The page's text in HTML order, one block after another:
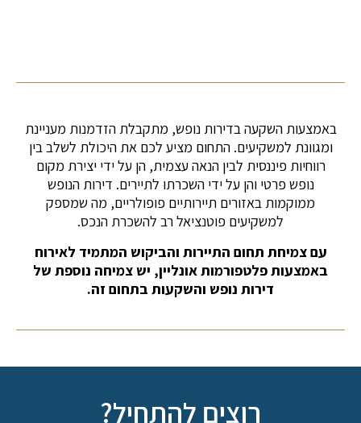
באמצעות השקעה בדירות נופש, מתקבלת הזדמנות מעניינת
ומגוונת למשקיעים. התחום מציע לכם את היכולת לשלב בין
רווחיות פיננסית לבין הנאה עצמית, הן על ידי יצירת מקום
נופש פרטי והן על ידי השכרתו לתיירים. דירות הנופש
ממוקמות באזורים תיירותיים פופולריים, מה שמספק
למשקיעים פוטנציאל רב להשכרת הנכס.
עם צמיחת תחום התיירות והביקוש המתמיד לאירוח
באמצעות פלטפורמות אונליין, יש צמיחה נוספת של
דירות נופש והשקעות בתחום זה.
רוצים להתחיל?